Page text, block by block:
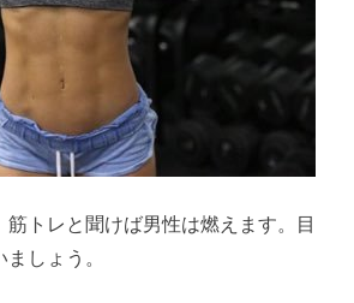
筋トレと聞けば男性は燃えます。目
しょう。